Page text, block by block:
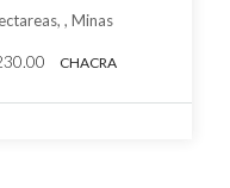
, Minas
CHACRA